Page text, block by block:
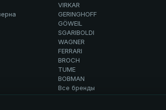
VIRKAR
GERINGHOFF
GÖWEIL
SGARIBOLDI
WAGNER
FERRARI
BROCH
TUME
BOBMAN
Все бренды